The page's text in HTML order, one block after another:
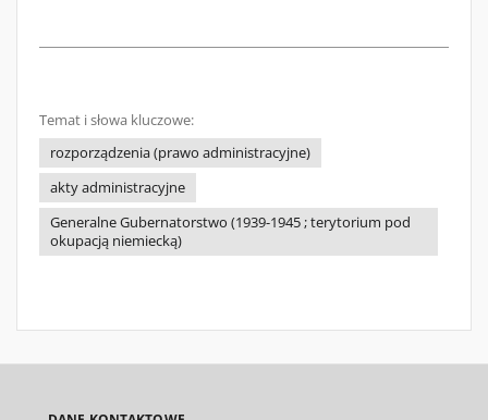
Temat i słowa kluczowe:
rozporządzenia (prawo administracyjne)
akty administracyjne
Generalne Gubernatorstwo (1939-1945 ; terytorium pod
okupacją niemiecką)